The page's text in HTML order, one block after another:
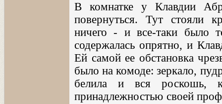
В комнатке у Клавдии
повернуться. Тут стояли
ничего - и все-таки было
содержалась опрятно, и
Ей самой ее обстановка
было на комоде: зеркало,
белила и вся роскошь,
принадлежностью своей